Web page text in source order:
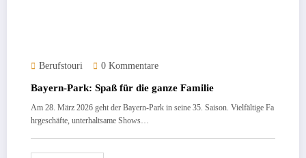
Berufstouri 0 Kommentare
Bayern-Park: Spaß für die ganze Familie
Am 28. März 2026 geht der Bayern-Park in seine 35. Saison. Vielfältige Fa
hrgeschäfte, unterhaltsame Shows…